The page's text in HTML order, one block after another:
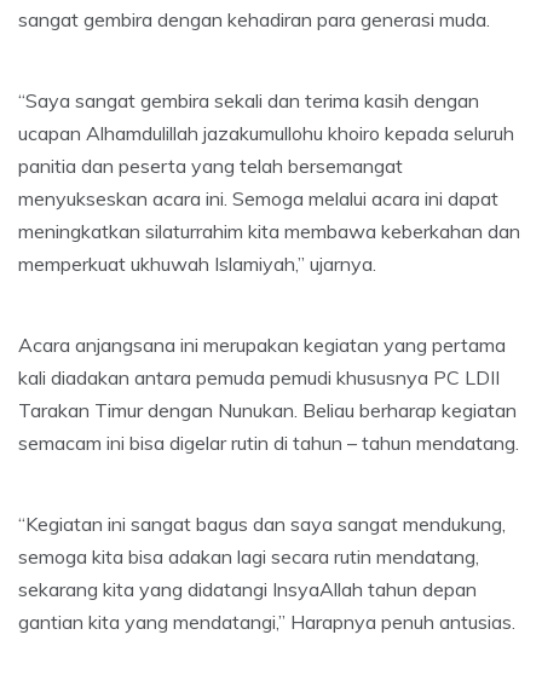
sangat gembira dengan kehadiran para generasi muda.
“Saya sangat gembira sekali dan terima kasih dengan
ucapan Alhamdulillah jazakumullohu khoiro kepada seluruh
panitia dan peserta yang telah bersemangat
menyukseskan acara ini. Semoga melalui acara ini dapat
meningkatkan silaturrahim kita membawa keberkahan dan
memperkuat ukhuwah Islamiyah,” ujarnya.
Acara anjangsana ini merupakan kegiatan yang pertama
kali diadakan antara pemuda pemudi khususnya PC LDII
Tarakan Timur dengan Nunukan. Beliau berharap kegiatan
semacam ini bisa digelar rutin di tahun – tahun mendatang.
“Kegiatan ini sangat bagus dan saya sangat mendukung,
semoga kita bisa adakan lagi secara rutin mendatang,
sekarang kita yang didatangi InsyaAllah tahun depan
gantian kita yang mendatangi,” Harapnya penuh antusias.